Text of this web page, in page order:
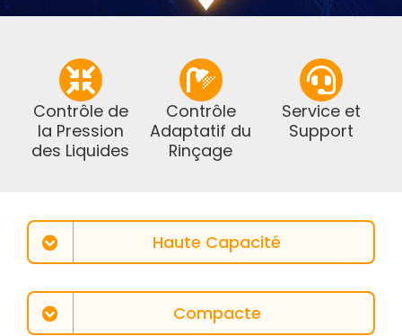
Contrôle de
la Pression
des Liquides
Contrôle
Adaptatif du
Rinçage
Service et
Support
Haute Capacité
Compacte